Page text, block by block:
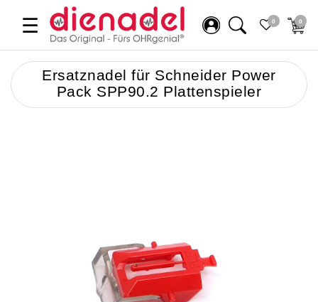
☰ 0 0
Ersatznadel für Schneider Power
Pack SPP90.2 Plattenspieler